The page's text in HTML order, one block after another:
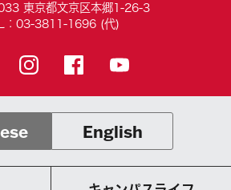
東京都文京区本郷1-26-3
：03-3811-1696 (代)
English